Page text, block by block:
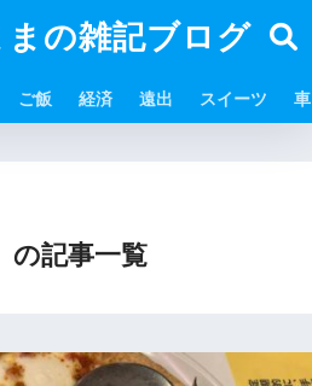
の雑記ブログ
ご飯 経済 遠出 スイーツ 車
の記事一覧